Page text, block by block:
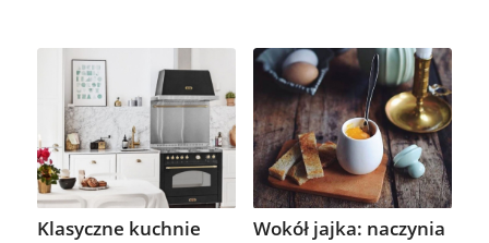
Klasyczne kuchnie
Wokół jajka: naczynia